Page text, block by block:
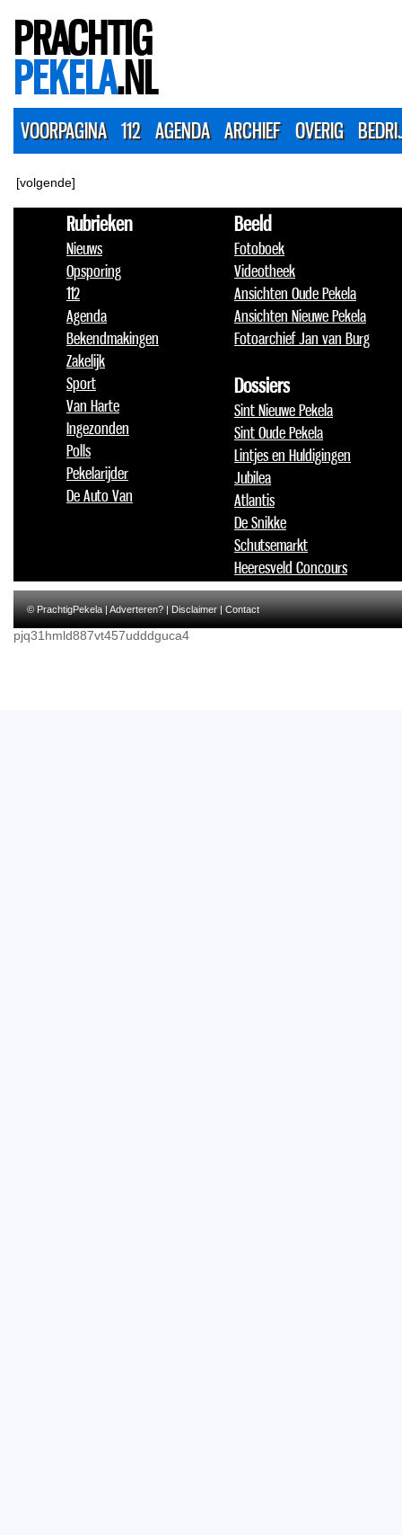
PRACHTIG
PEKELA.NL
VOORPAGINA 112 AGENDA ARCHIEF OVERIG
[volgende]
Rubrieken
Nieuws
Opsporing
112
Agenda
Bekendmakingen
Zakelijk
Sport
Van Harte
Ingezonden
Polls
Pekelarijder
De Auto Van
Beeld
Fotoboek
Videotheek
Ansichten Oude Pekela
Ansichten Nieuwe Pekela
Fotoarchief Jan van Burg
Dossiers
Sint Nieuwe Pekela
Sint Oude Pekela
Lintjes en Huldigingen
Jubilea
Atlantis
De Snikke
Schutsemarkt
Heeresveld Concours
© PrachtigPekela |Adverteren?|Disclaimer|Contact
pjq31hmld887vt457udddguca4